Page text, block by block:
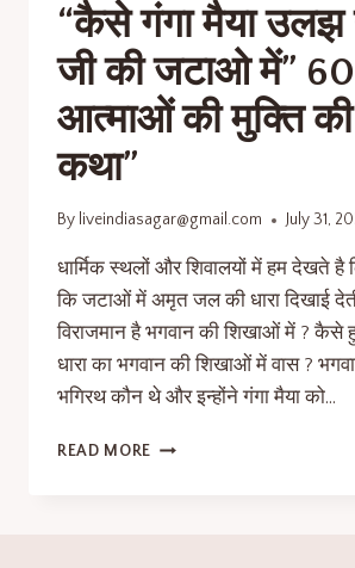
“कैसे गंगा मैया उलझ
जी की जटाओ में”
आत्माओं की मुक्ति
कथा”
By liveindiasagar@gmail.com July 31,
धार्मिक स्थलों और शिवालयों में हम देखते है
कि जटाओं में अमृत जल की धारा दिखाई
विराजमान है भगवान की शिखाओं में ?
धारा का भगवान की शिखाओं में वास ?
भगिरथ कौन थे और इन्होंने गंगा मैया को…
READ MORE